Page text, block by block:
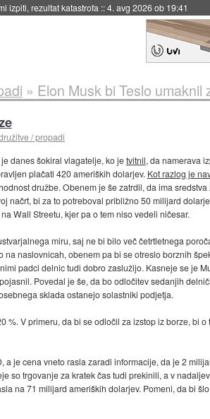
izpiti, rezultat katastrofa ::4. avg 2026 ob 19:41
» Elon Musk bi Teslo umaknil
/ propadi
danes šokiral vlagatelje, ko jetvitnil, da namerava
plačati 420 ameriških dolarjev. Kot razlog je
družbe. Obenem je še zatrdil, da ima sredstva
načrt, bi za to potreboval približno 50 milijard
Wall Streetu, kjer pa o tem niso vedeli ničesar.
miru, saj ne bi bilo več četrtletnega
naslovnicah, obenem pa bi se otreslo borznih
padci delnic tudi dobro zaslužijo. Kasneje se je
Povedal je še, da bo odločitev sedanjih
sklada ostanejo solastniki podjetja.
%. V primeru, da bi se odločil za izstop iz borze, bi o
je cena vneto rasla zaradi informacije, da je 2
so trgovanje za kratek čas tudi prekinili, a v
na 71 milijard ameriških dolarjev. Pomeni, da bi